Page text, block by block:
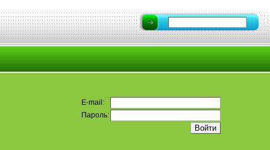
E-mail:
Пароль: